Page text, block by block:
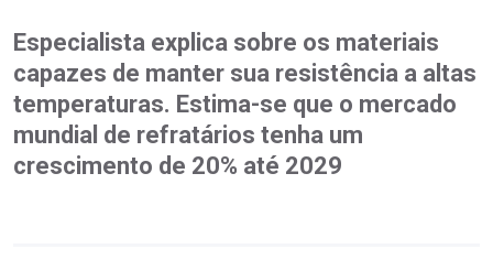
Especialista explica sobre os materiais
capazes de manter sua resistência a altas
temperaturas. Estima-se que o mercado
mundial de refratários tenha um
crescimento de 20% até 2029